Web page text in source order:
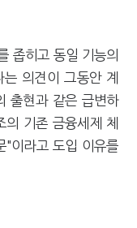
좁히고 동일 기능의
의견이 그동안 계
출현과 같은 급변하
기존 금융세제 체
"이라고 도입 이유를